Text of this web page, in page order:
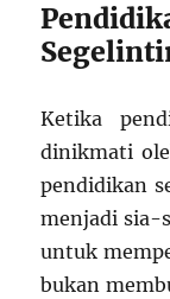
Ketika
dinikmati
pendidikan
menjadi sia-
untuk
bukan